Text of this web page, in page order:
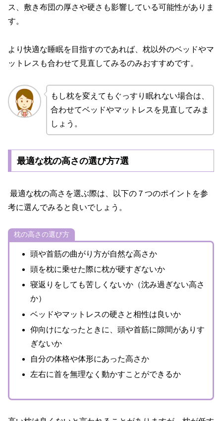
ス、敷き布団の厚さや硬さも影響している可能性がありま
す。
より快適な睡眠を目指すのであれば、枕以外のベッドやマ
ットレスも合わせて見直してみるのみおすすめです。
もし枕を変えてもぐっすり眠れない場合は、
合わせてベッドやマットレスを見直してみま
しょう。
最適な枕の高さの選び方7選
最適な枕の高さを選ぶ際は、以下の７つのポイントを参
考に選んでみると良いでしょう。
枕の高さの選び方
頭や首筋の曲がり方が自然な高さか
頭を枕に乗せた際に枕が硬すぎないか
寝返りをしても苦しくないか（沈み過ぎない高さ
か）
ベッドやマットレスの硬さと相性は良いか
仰向けになったときに、頭や首筋に隙間がありす
ぎないか
自分の体格や体形にあった高さか
左右に首を無理なく動かすことができるか